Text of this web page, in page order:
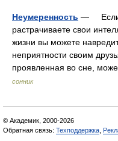
Неумеренность — Если
растрачиваете свои
жизни вы можете
неприятности своим
проявленная во сне,
сонник
© Академик, 2000-2026
Обратная связь: Техподдержка